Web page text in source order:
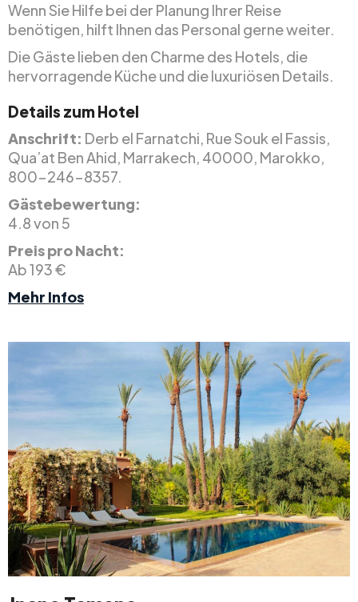
Wenn Sie Hilfe bei der Planung Ihrer Reise
benötigen, hilft Ihnen das Personal gerne weiter.
Die Gäste lieben den Charme des Hotels, die
hervorragende Küche und die luxuriösen Details.
Details zum Hotel
Anschrift: Derb el Farnatchi, Rue Souk el Fassis,
Qua’at Ben Ahid, Marrakech, 40000, Marokko,
800-246-8357.
Gästebewertung:
4.8 von 5
Preis pro Nacht:
Ab 193 €
Mehr Infos